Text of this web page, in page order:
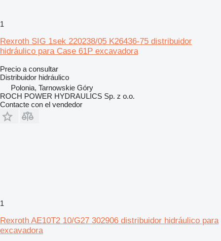
1
Rexroth SIG 1sek 220238/05 K26436-75 distribuidor
hidráulico para Case 61P excavadora
Precio a consultar
Distribuidor hidráulico
Polonia, Tarnowskie Góry
ROCH POWER HYDRAULICS Sp. z o.o.
Contacte con el vendedor
1
Rexroth AE10T2 10/G27 302906 distribuidor hidráulico para
excavadora